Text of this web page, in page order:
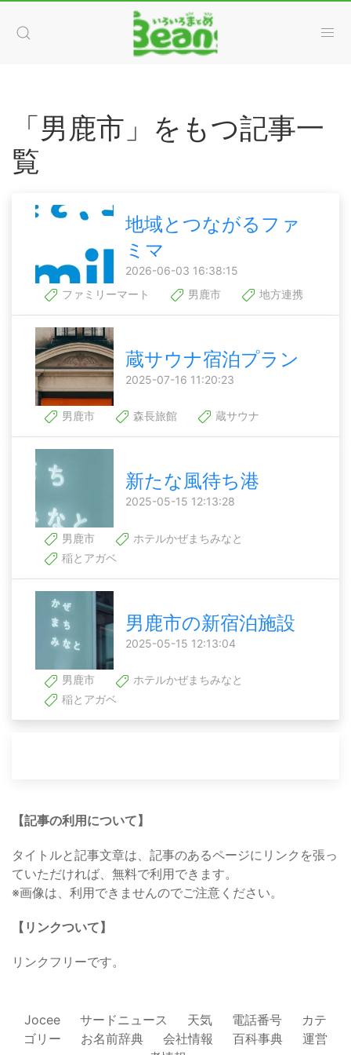
「男鹿市」をもつ記事一
覧
地域とつながるファ
ミマ
2026-06-03 16:38:15
ファミリーマート
男鹿市 地方連携
蔵サウナ宿泊プラン
2025-07-16 11:20:23
男鹿市 森長旅館 蔵サウナ
新たな風待ち港
2025-05-15 12:13:28
男鹿市
ホテルかぜまちみなと
稲とアガベ
男鹿市の新宿泊施設
2025-05-15 12:13:04
男鹿市
ホテルかぜまちみなと
稲とアガベ
【記事の利用について】
タイトルと記事文章は、記事のあるページにリンクを張っ
ていただければ、無料で利用できます。
※画像は、利用できませんのでご注意ください。
【リンクついて】
リンクフリーです。
Jocee サードニュース 天気 電話番号
カテ
ゴリー
お名前辞典 会社情報 百科事典
運営